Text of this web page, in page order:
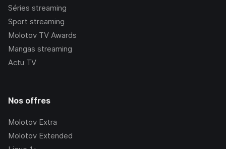
Séries streaming
Sport streaming
Molotov TV Awards
Mangas streaming
Actu TV
Nos offres
Molotov Extra
Molotov Extended